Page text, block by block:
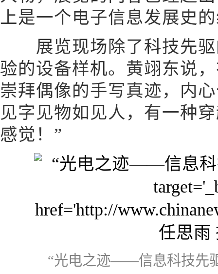
上是一个电子信息发展史
展览现场除了科技先驱
验的设备样机。黄翊东说
崇拜偶像的手写真迹，内
见字见物如见人，有一种
感觉！”
“光电之迹——信息科技先